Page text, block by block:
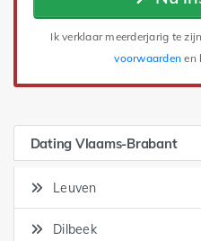
Ik verklaar meerderjarig te
voorwaarden en
Dating Vlaams-Brabant
Leuven
Dilbeek